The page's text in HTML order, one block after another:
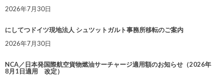
2026年7月30日
にしてつドイツ現地法人 シュツットガルト事務所移転のご案内
2026年7月30日
NCA／日本発国際航空貨物燃油サーチャージ適用額のお知らせ（2026年
8月1日適用 改定）